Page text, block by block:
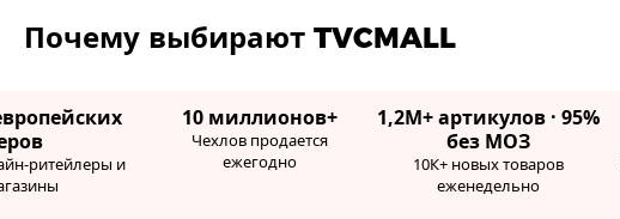
Почему выбирают TVCMALL
ритейлеры и
10 миллионов+
Чехлов продается
ежегодно
1,2М+ артикулов · 95%
без МОЗ
10К+ новых товаров
еженедельно